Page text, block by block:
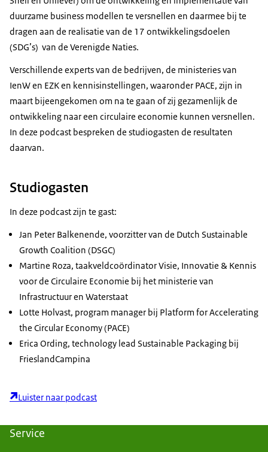
duurzame business modellen te versnellen en daarmee bij te
dragen aan de realisatie van de 17 ontwikkelingsdoelen
(SDG’s) van de Verenigde Naties.
Verschillende experts van de bedrijven, de ministeries van
IenW en EZK en kennisinstellingen, waaronder PACE, zijn in
maart bijeengekomen om na te gaan of zij gezamenlijk de
ontwikkeling naar een circulaire economie kunnen versnellen.
In deze podcast bespreken de studiogasten de resultaten
daarvan.
Studiogasten
In deze podcast zijn te gast:
Jan Peter Balkenende, voorzitter van de Dutch Sustainable
Growth Coalition (DSGC)
Martine Roza, taakveldcoördinator Visie, Innovatie & Kennis
voor de Circulaire Economie bij het ministerie van
Infrastructuur en Waterstaat
Lotte Holvast, program manager bij Platform for Accelerating
the Circular Economy (PACE)
Erica Ording, technology lead Sustainable Packaging bij
FrieslandCampina
Luister naar podcast
Service